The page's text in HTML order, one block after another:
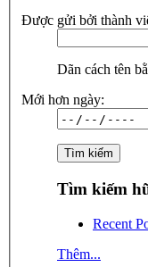
Được gửi bởi thành
Dãn cách tên
Mới hơn ngày:
Tìm kiếm
Recent
Thêm...